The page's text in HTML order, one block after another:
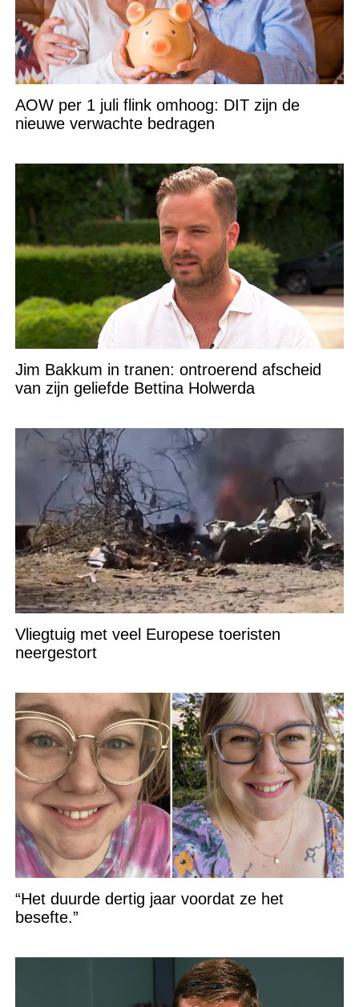
AOW per 1 juli flink omhoog: DIT zijn de
nieuwe verwachte bedragen
Jim Bakkum in tranen: ontroerend afscheid
van zijn geliefde Bettina Holwerda
Vliegtuig met veel Europese toeristen
neergestort
“Het duurde dertig jaar voordat ze het
besefte.”